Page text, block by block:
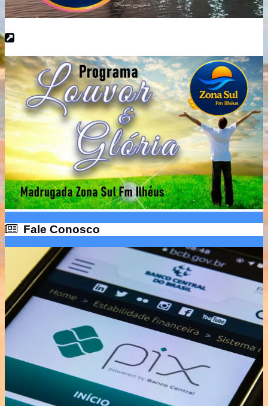
Fale Conosco